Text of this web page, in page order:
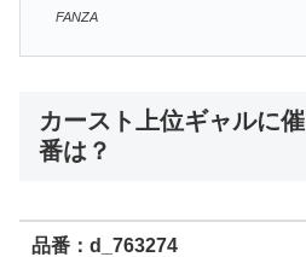
FANZA
カースト上位ギャルに
番は？
品番：d_763274